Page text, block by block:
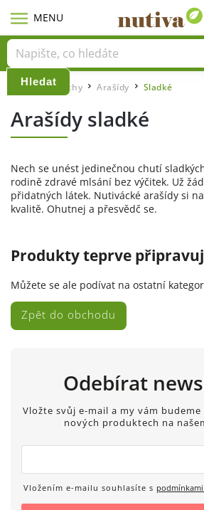
Hledat
Domů / Ořechy / Arašídy Sladké
Arašídy sladké
Nech se unést jedinečnou chutí
rodině zdravé mlsání bez výčitek. Už
přidatných látek. Nutivácké arašídy si
kvalitě. Ohutnej a přesvědč se.
Produkty teprve
Můžete se ale podívat na ostatní
Zpět do obchodu
Odebírat
Vložte svůj e-mail a my vám
nových produktech na
Vložením e-mailu souhlasíte s